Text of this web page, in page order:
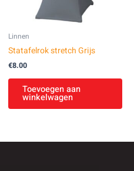
Linnen
Statafelrok stretch Grijs
€8.00
Toevoegen aan
winkelwagen